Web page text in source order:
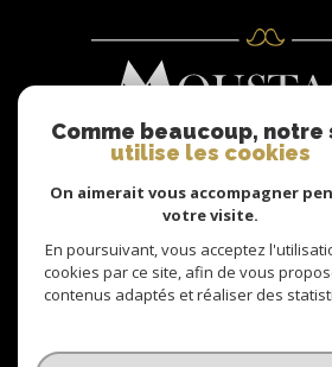
Nous
ADHÉRONS
Comme beaucoup, notre
utilise les cookies
On aimerait vous accompagner
votre visite.
En poursuivant, vous acceptez
cookies par ce site, afin de vous
contenus adaptés et réaliser des